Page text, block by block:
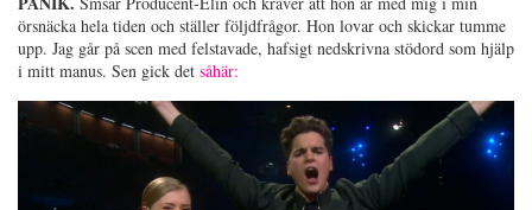
örsnäcka hela tiden och ställer följdfrågor. Hon lovar och skickar tumme
upp. Jag går på scen med felstavade, hafsigt nedskrivna stödord som hjälp
i mitt manus. Sen gick det såhär: